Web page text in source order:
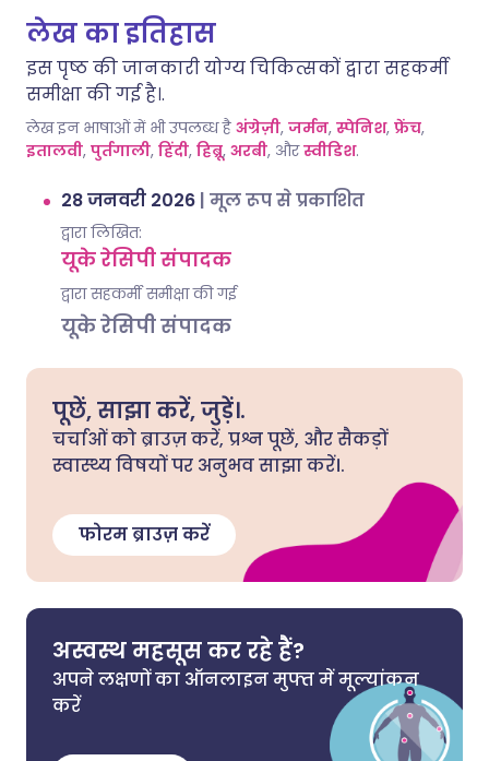
लेख का इतिहास
इस पृष्ठ की जानकारी योग्य चिकित्सकों द्वारा सहकर्मी
समीक्षा की गई है।.
लेख इन भाषाओं में भी उपलब्ध है अंग्रेज़ी, जर्मन, स्पेनिश, फ्रेंच,
इतालवी, पुर्तगाली, हिंदी, हिब्रू, अरबी, औरस्वीडिश.
28 जनवरी 2026 | मूल रूप से प्रकाशित
द्वारा लिखित:
यूके रेसिपी संपादक
द्वारा सहकर्मी समीक्षा की गई
यूके रेसिपी संपादक
पूछें, साझा करें, जुड़ें।.
चर्चाओं को ब्राउज़ करें, प्रश्न पूछें, और सैकड़ों
स्वास्थ्य विषयों पर अनुभव साझा करें।.
फोरम ब्राउज़ करें
अस्वस्थ महसूस कर रहे हैं?
अपने लक्षणों का ऑनलाइन मुफ्त में मूल्यांकन
करें